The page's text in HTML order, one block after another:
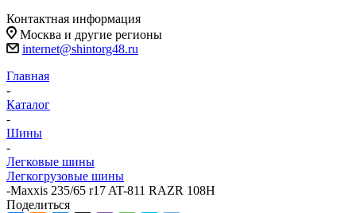
Контактная информация
Москва и другие регионы
internet@shintorg48.ru
Главная
-
Каталог
-
Шины
-
Легковые шины
Легкогрузовые шины
-Maxxis 235/65 r17 AT-811 RAZR 108H
Поделиться